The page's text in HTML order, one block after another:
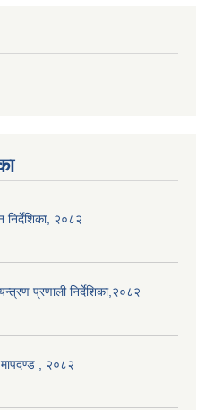
निर्देशिका, २०८२
प्रणाली निर्देशिका,२०८२
मापदण्ड , २०८२